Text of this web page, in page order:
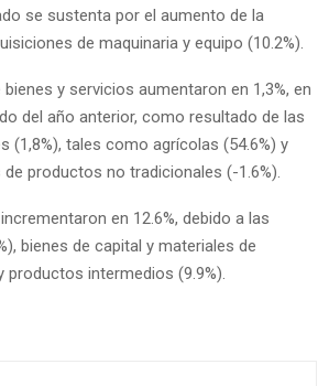
se sustenta por el aumento de la
de maquinaria y equipo (10.2%).
y servicios aumentaron en 1,3%, en
del año anterior, como resultado de las
tales como agrícolas (54.6%) y
productos no tradicionales (-1.6%).
en 12.6%, debido a las
bienes de capital y materiales de
intermedios (9.9%).